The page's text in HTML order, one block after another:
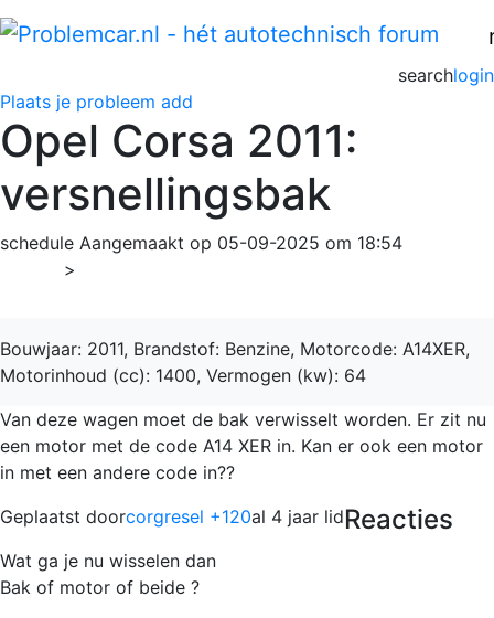
login
search
Plaats je probleem add
Opel Corsa 2011:
versnellingsbak
schedule Aangemaakt op 05-09-2025 om 18:54
>
Bouwjaar: 2011, Brandstof: Benzine, Motorcode: A14XER,
Motorinhoud (cc): 1400, Vermogen (kw): 64
Van deze wagen moet de bak verwisselt worden. Er zit nu
een motor met de code A14 XER in. Kan er ook een motor
in met een andere code in??
Geplaatst doorcorgresel +120al 4 jaar lidReacties
Wat ga je nu wisselen dan
Bak of motor of beide ?